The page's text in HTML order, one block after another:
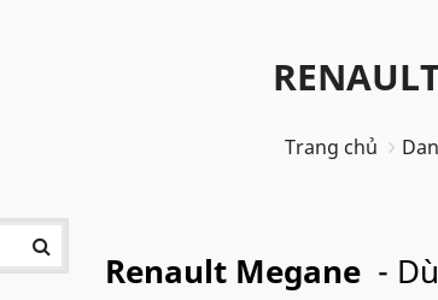
Trang chủ
Renault Megane-